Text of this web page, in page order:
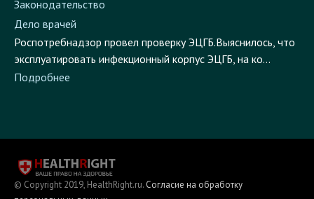
Дело врачей
Роспотребнадзор провел проверку ЭЦГБ.Выяснилось, что
эксплуатировать инфекционный корпус ЭЦГБ, на ко...
Подробнее
© Copyright 2019, HealthRight.ru.
персональных данных